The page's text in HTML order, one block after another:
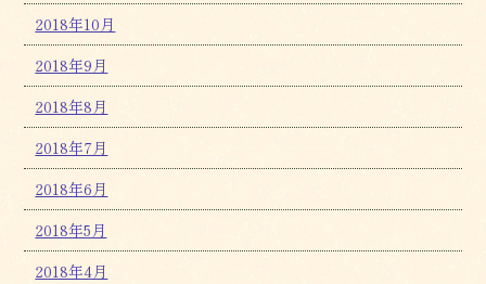
2018年10月
2018年9月
2018年8月
2018年7月
2018年6月
2018年5月
2018年4月